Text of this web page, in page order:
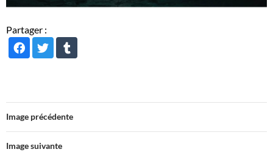
Partager :
Image précédente
Image suivante